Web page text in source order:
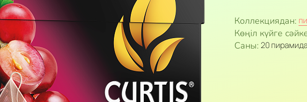
Коллекциядан:
Көңіл күйге
Саны: 20